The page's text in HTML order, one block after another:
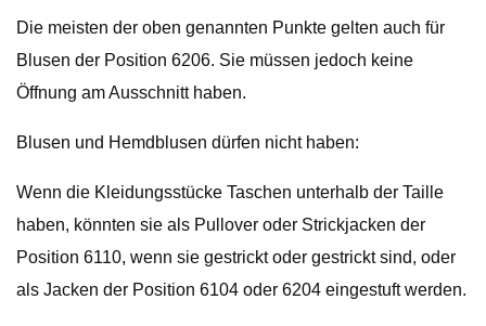
Die meisten der oben genannten Punkte gelten auch für
Blusen der Position 6206. Sie müssen jedoch keine
Öffnung am Ausschnitt haben.
Blusen und Hemdblusen dürfen nicht haben:
Wenn die Kleidungsstücke Taschen unterhalb der Taille
haben, könnten sie als Pullover oder Strickjacken der
Position 6110, wenn sie gestrickt oder gestrickt sind, oder
als Jacken der Position 6104 oder 6204 eingestuft werden.